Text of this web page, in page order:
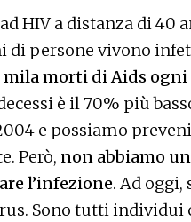
HIV a distanza di 40
di persone vivono
mila morti di Aids ogni
è il 70% più
e possiamo
Però, non abbiamo
l’infezione. Ad
Sono tutti